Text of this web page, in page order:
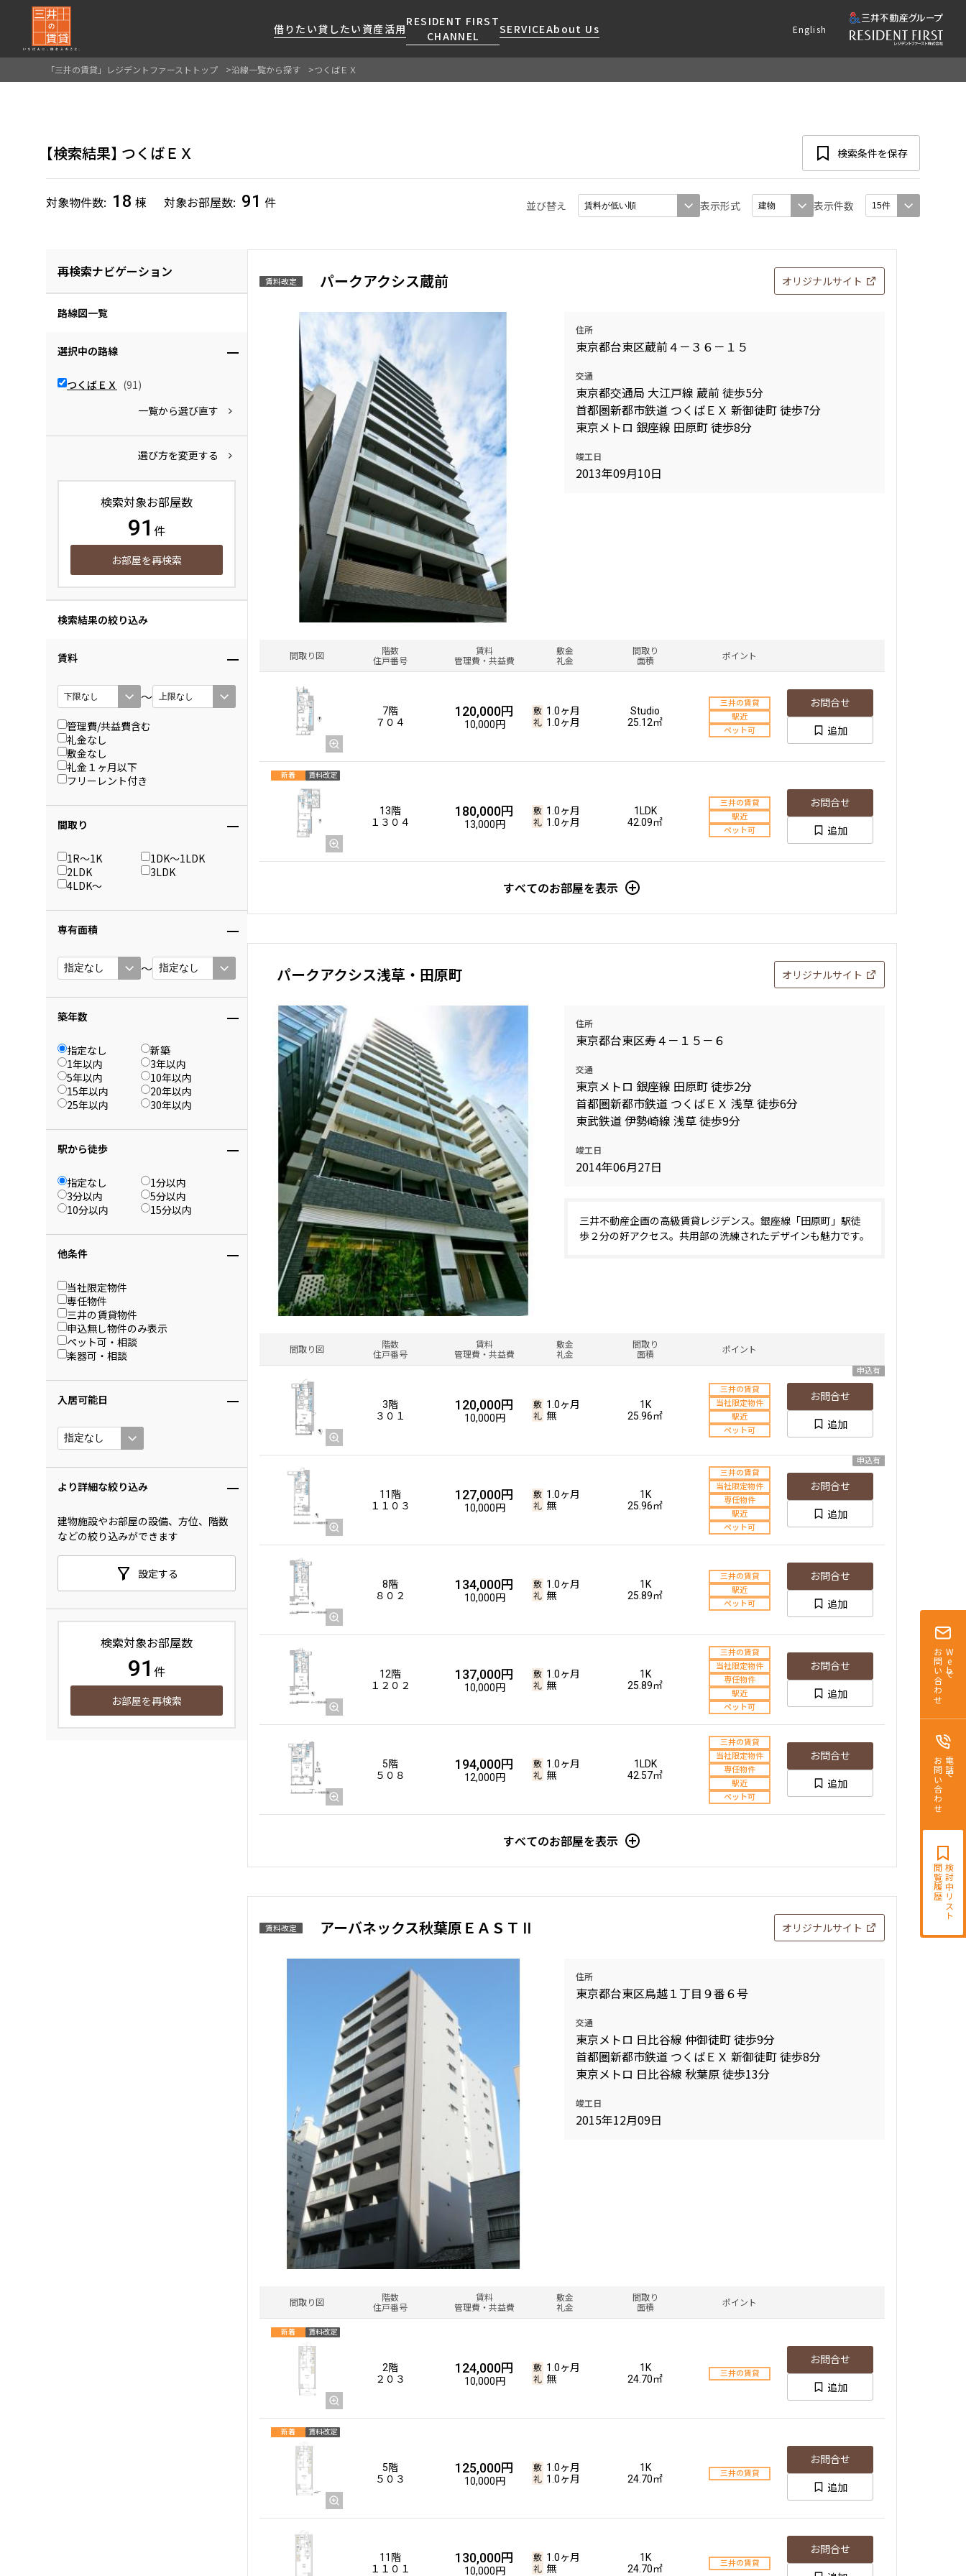
借りたい貸したい 資産活用
RESIDENT FIRST
CHANNEL
SERVICEAbout Us
ご提供するサービスをご紹介します
くご提案します
新着情報から探す
ニュースから探す
新着募集情報
当社限定(港区・渋谷区)
コンシェルジュ付き
ブランドマンション
最適なプランをご提案します
ご相談も承ります
各種サービスをご紹介します
よくあるご質問
社宅紹介
事業部取り扱い物件入居申
English
Webで
お問い合わせ
電話で
お問い合わせ
検討中リスト
閲覧履歴
「三井の賃貸」レジデントファーストトップ 沿線一覧から探す つくばＥＸ
検索結果 つくばＥＸ 検索条件を保存
対象物件数 18 棟 対象お部屋数 91 件 並び替え 表示形式 表示件数
再検索ナビゲーション
路線図一覧
選択中の路線
つくばＥＸ (91)
一覧から選び直す
選び方を変更する
検索対象お部屋数
91 件
お部屋を再検索
検索結果の絞り込み
賃料
〜
管理費/共益費含む
礼金なし
敷金なし
礼金１ヶ月以下
フリーレント付き
間取り
1R〜1K
1DK〜1LDK
2LDK
3LDK
4LDK〜
専有面積
〜
築年数
指定なし
新築
1年以内
3年以内
5年以内
10年以内
15年以内
20年以内
25年以内
30年以内
駅から徒歩
指定なし
1分以内
3分以内
5分以内
10分以内
15分以内
他条件
当社限定物件
専任物件
三井の賃貸物件
申込無し物件のみ表示
ペット可・相談
楽器可・相談
入居可能日
より詳細な絞り込み
建物施設やお部屋の設備、方位、階数
などの絞り込みができます
設定する
検索対象お部屋数
91 件
お部屋を再検索
賃料改定 パークアクシス蔵前 オリジナルサイト
住所
東京都台東区蔵前４－３６－１５
交通
東京都交通局 大江戸線 蔵前 徒歩5分
首都圏新都市鉄道 つくばＥＸ 新御徒町 徒歩7分
東京メトロ 銀座線 田原町 徒歩8分
竣工日
2013年09月10日
間取り図
階数
住戸番号
賃料
管理費・共益費
敷金
礼金
間取り
面積
ポイント
7階
７０４
120,000円
10,000円
1.0ヶ月
1.0ヶ月
Studio
25.12㎡
三井の賃貸
駅近
ペット可
お問合せ
追加
新着 賃料改定
13階
１３０４
180,000円
13,000円
1.0ヶ月
1.0ヶ月
1LDK
42.09㎡
三井の賃貸
駅近
ペット可
お問合せ
追加
すべてのお部屋を表示
パークアクシス浅草・田原町 オリジナルサイト
住所
東京都台東区寿４－１５－６
交通
東京メトロ 銀座線 田原町 徒歩2分
首都圏新都市鉄道 つくばＥＸ 浅草 徒歩6分
東武鉄道 伊勢崎線 浅草 徒歩9分
竣工日
2014年06月27日
三井不動産企画の高級賃貸レジデンス。銀座線「田原町」駅徒
歩２分の好アクセス。共用部の洗練されたデザインも魅力です。
間取り図
階数
住戸番号
賃料
管理費・共益費
敷金
礼金
間取り
面積
ポイント
申込有
3階
３０１
120,000円
10,000円
1.0ヶ月
無
1K
25.96㎡
三井の賃貸
当社限定物件
駅近
ペット可
お問合せ
追加
申込有
11階
１１０３
127,000円
10,000円
1.0ヶ月
無
1K
25.96㎡
三井の賃貸
当社限定物件
専任物件
駅近
ペット可
お問合せ
追加
8階
８０２
134,000円
10,000円
1.0ヶ月
無
1K
25.89㎡
三井の賃貸
駅近
ペット可
お問合せ
追加
12階
１２０２
137,000円
10,000円
1.0ヶ月
無
1K
25.89㎡
三井の賃貸
当社限定物件
専任物件
駅近
ペット可
お問合せ
追加
5階
５０８
194,000円
12,000円
1.0ヶ月
無
1LDK
42.57㎡
三井の賃貸
当社限定物件
専任物件
駅近
ペット可
お問合せ
追加
すべてのお部屋を表示
賃料改定 アーバネックス秋葉原ＥＡＳＴⅡ オリジナルサイト
住所
東京都台東区鳥越１丁目９番６号
交通
東京メトロ 日比谷線 仲御徒町 徒歩9分
首都圏新都市鉄道 つくばＥＸ 新御徒町 徒歩8分
東京メトロ 日比谷線 秋葉原 徒歩13分
竣工日
2015年12月09日
間取り図
階数
住戸番号
賃料
管理費・共益費
敷金
礼金
間取り
面積
ポイント
新着 賃料改定
2階
２０３
124,000円
10,000円
1.0ヶ月
無
1K
24.70㎡
三井の賃貸
お問合せ
追加
新着 賃料改定
5階
５０３
125,000円
10,000円
1.0ヶ月
1.0ヶ月
1K
24.70㎡
三井の賃貸
お問合せ
追加
11階
１１０１
130,000円
10,000円
1.0ヶ月
無
1K
24.70㎡
三井の賃貸
お問合せ